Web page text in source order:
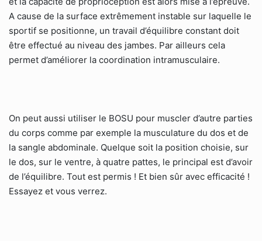
A cause de la surface extrêmement instable sur laquelle le
sportif se positionne, un travail d’équilibre constant doit
être effectué au niveau des jambes. Par ailleurs cela
permet d’améliorer la coordination intramusculaire.
On peut aussi utiliser le BOSU pour muscler d’autre parties
du corps comme par exemple la musculature du dos et de
la sangle abdominale. Quelque soit la position choisie, sur
le dos, sur le ventre, à quatre pattes, le principal est d’avoir
de l’équilibre. Tout est permis ! Et bien sûr avec efficacité !
Essayez et vous verrez.